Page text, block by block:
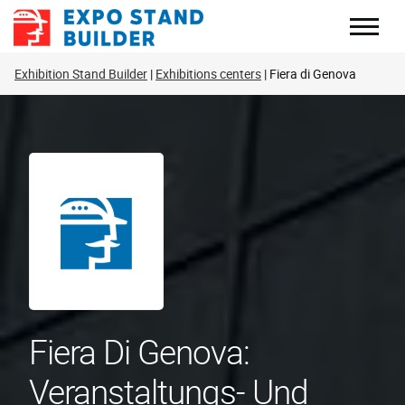
Zum
Inhalt
Exhibition Stand Builder Exhibitions centers Fiera di Genova
Fiera Di Genova:
Veranstaltungs- Und